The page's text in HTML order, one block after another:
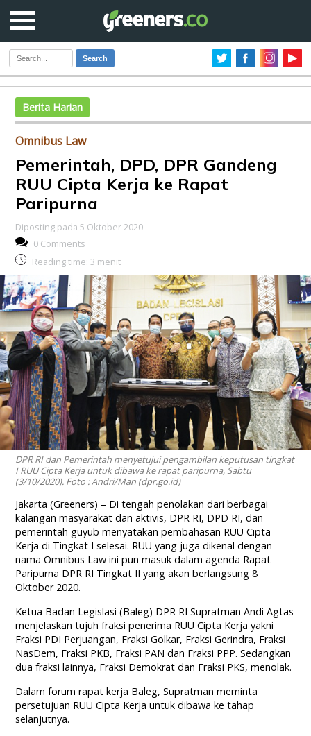
Search
Berita Harian
Omnibus Law
Pemerintah, DPD, DPR Gandeng
RUU Cipta Kerja ke Rapat
Paripurna
Diposting pada 5 Oktober 2020
0 Comments
Reading time: 3 menit
DPR RI dan Pemerintah menyetujui pengambilan keputusan tingkat
I RUU Cipta Kerja untuk dibawa ke rapat paripurna, Sabtu
(3/10/2020). Foto : Andri/Man (dpr.go.id)
Jakarta (Greeners) – Di tengah penolakan dari berbagai
kalangan masyarakat dan aktivis, DPR RI, DPD RI, dan
pemerintah guyub menyatakan pembahasan RUU Cipta
Kerja di Tingkat I selesai. RUU yang juga dikenal dengan
nama Omnibus Law ini pun masuk dalam agenda Rapat
Paripurna DPR RI Tingkat II yang akan berlangsung 8
Oktober 2020.
Ketua Badan Legislasi (Baleg) DPR RI Supratman Andi Agtas
menjelaskan tujuh fraksi penerima RUU Cipta Kerja yakni
Fraksi PDI Perjuangan, Fraksi Golkar, Fraksi Gerindra, Fraksi
NasDem, Fraksi PKB, Fraksi PAN dan Fraksi PPP. Sedangkan
dua fraksi lainnya, Fraksi Demokrat dan Fraksi PKS, menolak.
Dalam forum rapat kerja Baleg, Supratman meminta
persetujuan RUU Cipta Kerja untuk dibawa ke tahap
selanjutnya.